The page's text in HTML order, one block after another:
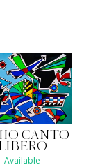
CANTO
Available